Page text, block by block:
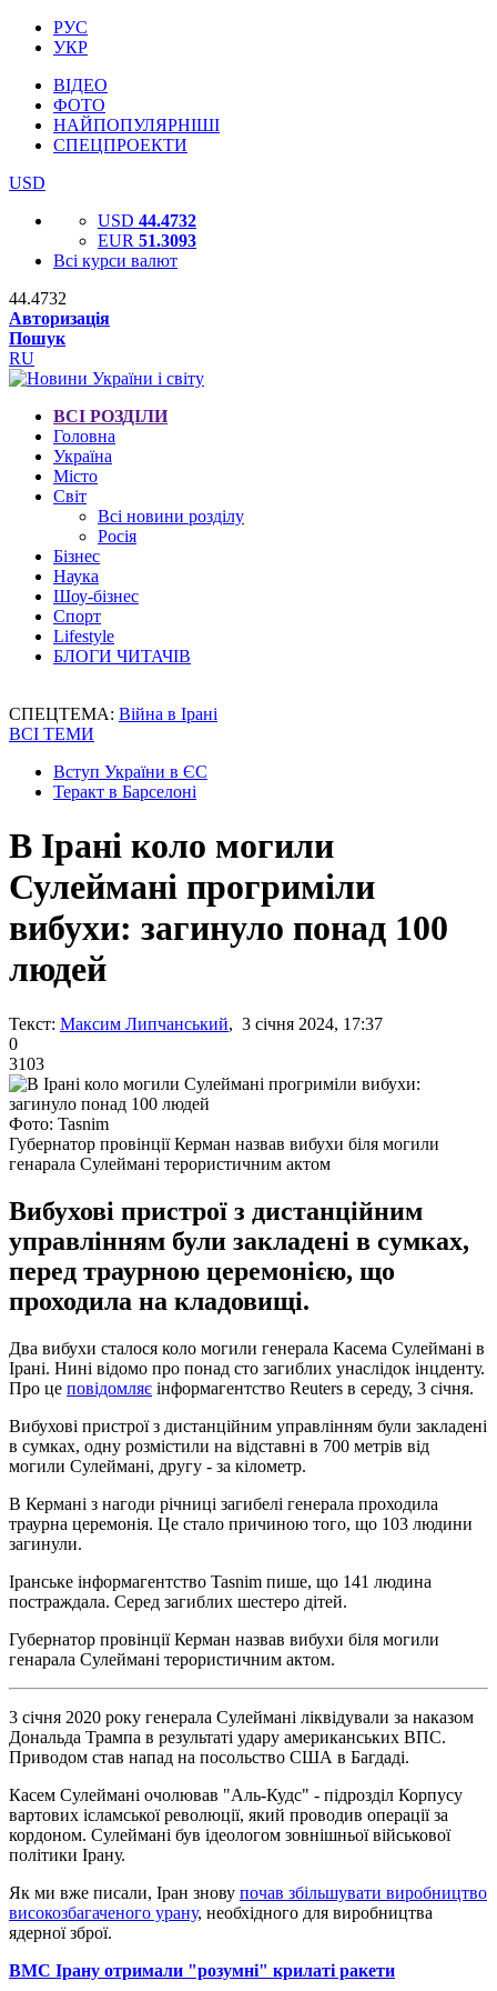
РУС
УКР
ВІДЕО
ФОТО
НАЙПОПУЛЯРНІШІ
СПЕЦПРОЕКТИ
USD
USD 44.4732
EUR 51.3093
Всі курси валют
44.4732
Авторизація
Пошук
RU
ВСІ РОЗДІЛИ
Головна
Україна
Місто
Світ
Всі новини розділу
Росія
Бізнес
Наука
Шоу-бізнес
Спорт
Lifestyle
БЛОГИ ЧИТАЧІВ
СПЕЦТЕМА: Війна в Ірані
ВСІ ТЕМИ
Вступ України в ЄС
Теракт в Барселоні
В Ірані коло могили
Сулеймані прогриміли
вибухи: загинуло понад 100
людей
Текст: Максим Липчанський, 3 січня 2024, 17:37
0
3103
Фото: Tasnim
Губернатор провінції Керман назвав вибухи біля могили
генарала Сулеймані терористичним актом
Вибухові пристрої з дистанційним
управлінням були закладені в сумках,
перед траурною церемонією, що
проходила на кладовищі.
Два вибухи сталося коло могили генерала Касема Сулеймані в
Ірані. Нині відомо про понад сто загиблих унаслідок інцденту.
Про це повідомляє інформагентство Reuters в середу, 3 січня.
Вибухові пристрої з дистанційним управлінням були закладені
в сумках, одну розмістили на відставні в 700 метрів від
могили Сулеймані, другу - за кілометр.
В Кермані з нагоди річниці загибелі генерала проходила
траурна церемонія. Це стало причиною того, що 103 людини
загинули.
Іранське інформагентство Tasnim пише, що 141 людина
постраждала. Серед загиблих шестеро дітей.
Губернатор провінції Керман назвав вибухи біля могили
генарала Сулеймані терористичним актом.
3 січня 2020 року генерала Сулеймані ліквідували за наказом
Дональда Трампа в результаті удару американських ВПС.
Приводом став напад на посольство США в Багдаді.
Касем Сулеймані очолював "Аль-Кудс" - підрозділ Корпусу
вартових ісламської революції, який проводив операції за
кордоном. Сулеймані був ідеологом зовнішньої військової
політики Ірану.
Як ми вже писали, Іран знову почав збільшувати виробництво
високозбагаченого урану, необхідного для виробництва
ядерної зброї.
ВМС Ірану отримали "розумні" крилаті ракети